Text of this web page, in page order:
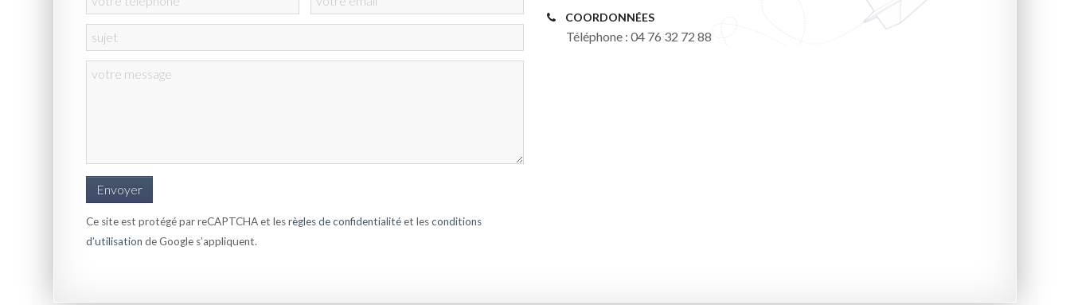
Ce site est protégé par reCAPTCHA et lesrègles de confidentialitéet lesconditions
d’utilisation de Google s’appliquent.
COORDONNÉES
Téléphone : 04 76 32 72 88